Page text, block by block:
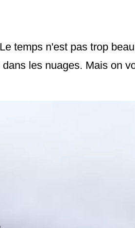
temps n'est pas trop
les nuages. Mais on